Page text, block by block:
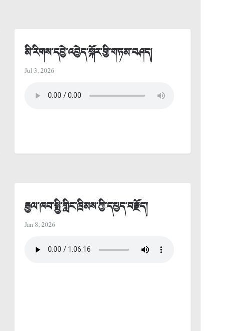
མི་རིགས་དབྱེ་འབྱེད་སྐོར་གྱི་གཏམ་བཤད།
Jul 3, 2026
རྒྱལ་ཁབ་སྤྱི་གླིང་ཁྲིམས་ཀྱི་དཔྱད་བརྗོད།
Jan 8, 2026